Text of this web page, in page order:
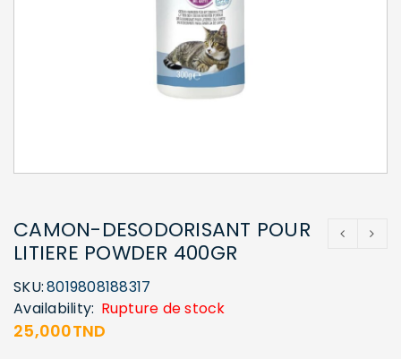
CAMON-DESODORISANT POUR
LITIERE POWDER 400GR
SKU:8019808188317
Availability: Rupture de stock
25,000TND